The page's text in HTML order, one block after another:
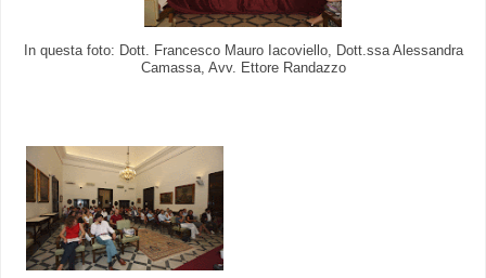
In questa foto: Dott. Francesco Mauro Iacoviello, Dott.ssa Alessandra
Camassa, Avv. Ettore Randazzo